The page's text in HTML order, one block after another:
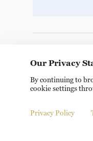
Copyright © 2024
Our Privacy
By continuing to
cookie settings
Privacy Policy